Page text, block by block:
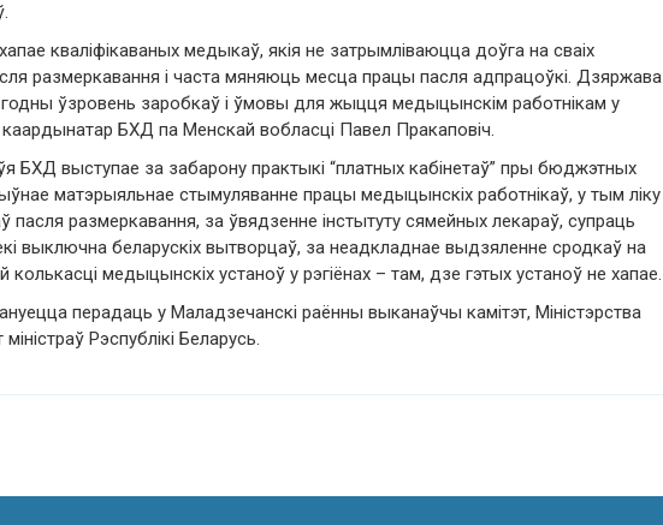
кваліфікаваных медыкаў, якія не затрымліваюцца доўга на сваіх
размеркавання і часта мяняюць месца працы пасля адпрацоўкі. Дзяржава
ўзровень заробкаў і ўмовы для жыцця медыцынскім работнікам у
каардынатар БХД па Менскай вобласці Павел Пракаповіч.
БХД выступае за забарону практыкі “платных кабінетаў” пры бюджэтных
матэрыяльнае стымуляванне працы медыцынскіх работнікаў, у тым ліку
пасля размеркавання, за ўвядзенне інстытуту сямейных лекараў, супраць
выключна беларускіх вытворцаў, за неадкладнае выдзяленне сродкаў на
колькасці медыцынскіх устаноў у рэгіёнах – там, дзе гэтых устаноў не хапае.
перадаць у Маладзечанскі раённы выканаўчы камітэт, Міністэрства
Рэспублікі Беларусь.